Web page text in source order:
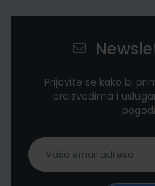
Prijavite se kako bi
proizvodima i